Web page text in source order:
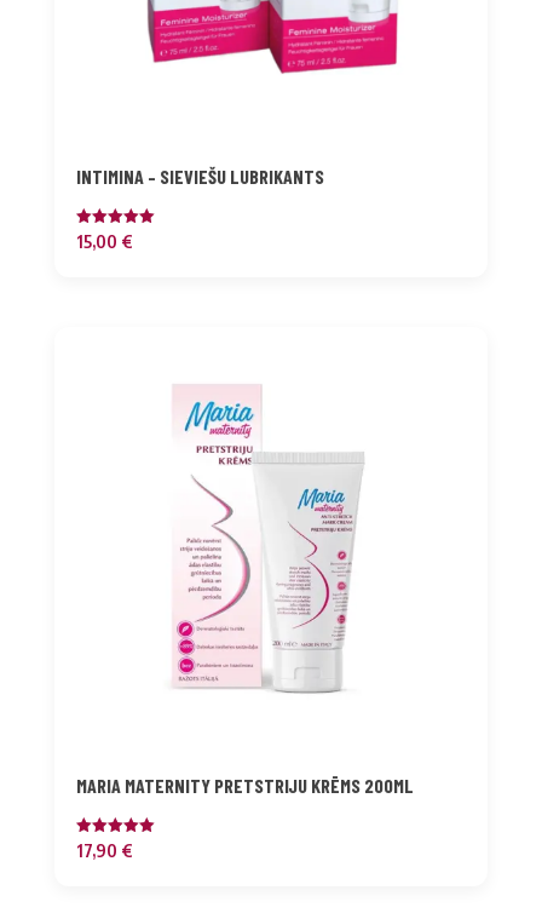
INTIMINA – SIEVIEŠU LUBRIKANTS
Novērtēts
ar
15,00 €
MARIA MATERNITY PRETSTRIJU KRĒMS 200ML
Novērtēts
ar
17,90 €